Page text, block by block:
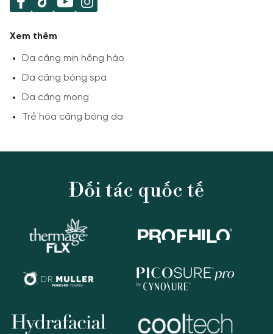
1900 989 800
Xem thêm
Da căng mịn hồng hào
Da căng bóng spa
Da căng mọng
Trẻ hóa căng bóng da
Đối tác quốc tế